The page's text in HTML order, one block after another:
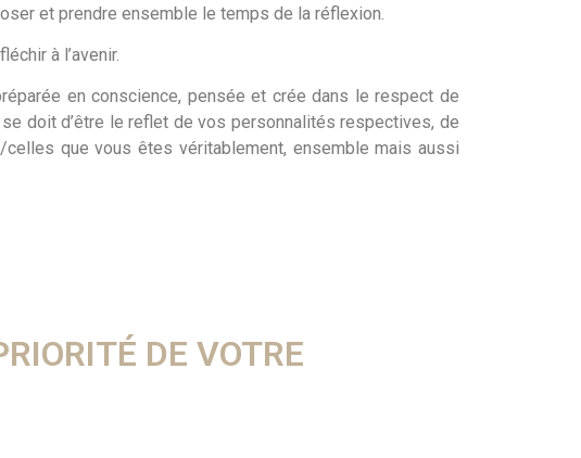
et prendre ensemble le temps de la réflexion.
à l’avenir.
en conscience, pensée et crée dans le respect de
doit d’être le reflet de vos personnalités respectives, de
que vous êtes véritablement, ensemble mais aussi
DE VOTRE